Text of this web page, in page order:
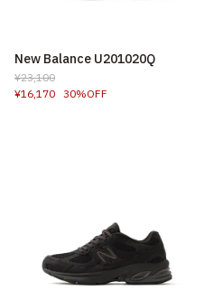
New Balance U201020Q
¥23,100
¥16,170 30%OFF